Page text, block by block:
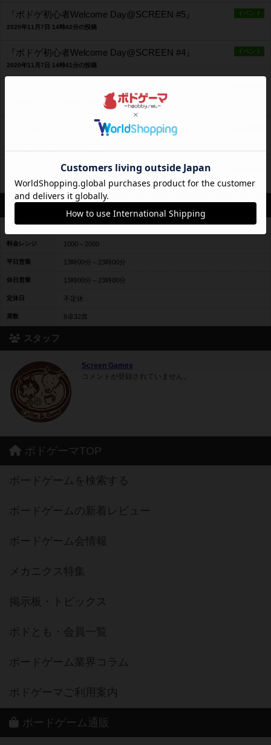
イベント
『ボドゲ初心者Welcome Day@SCREEN #5』
2020年11月7日 14時42分の投稿
イベント
『ボドゲ初心者Welcome Day@SCREEN #4』
2020年11月7日 14時41分の投稿
『ボドゲ初心者Welcome Day @SCREEN #3』
『Halloweenボドゲ会 @SCREEN』
『ボドゲ初心者Welcome Day @SCREEN #1』
2020年10月4日 22時09分の投稿
営業情報
平均予算 平均2000円前後
料金レンジ 1000～2000
平日営業 13時00分～23時00分
休日営業 13時00分～23時00分
定休日 不定休
席数 8卓32席
スタッフ
Screen Games
コメントが登録されていません。
ボドゲーマTOP
ボードゲームを検索する
ボードゲームの新着レビュー
ボードゲーム会情報
メカニクス特集
掲示板・トピックス
ボドとも・会員一覧
ボードゲーム業界コラム
ボドゲーマご利用案内
ボードゲーム通販